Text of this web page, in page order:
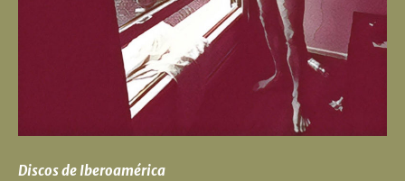
Discos de Iberoamérica